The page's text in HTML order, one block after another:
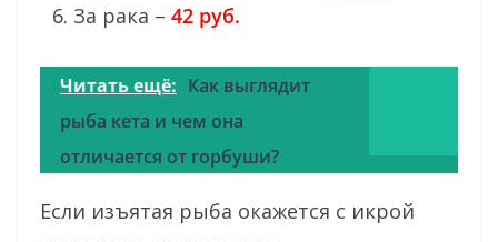
За рака – 42 руб.
Читать ещё: Как выглядит
рыба кета и чем она
отличается от горбуши?
Если изъятая рыба окажется с икрой